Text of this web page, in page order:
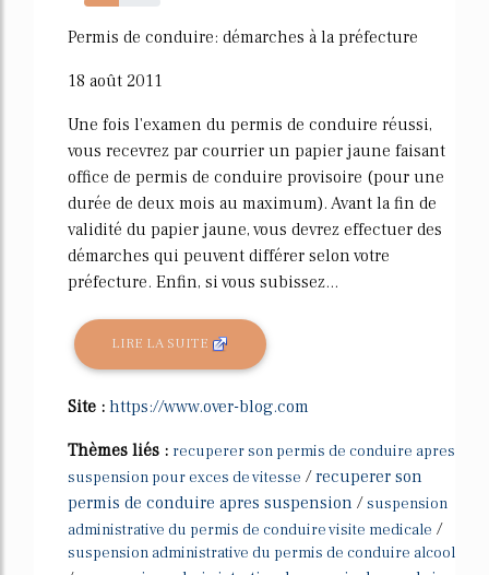
45%
Permis de conduire: démarches à la préfecture
18 août 2011
Une fois l'examen du permis de conduire réussi,
vous recevrez par courrier un papier jaune faisant
office de permis de conduire provisoire (pour une
durée de deux mois au maximum). Avant la fin de
validité du papier jaune, vous devrez effectuer des
démarches qui peuvent différer selon votre
préfecture. Enfin, si vous subissez...
LIRE LA SUITE
Site : https://www.over-blog.com
Thèmes liés : recuperer son permis de conduire apres
suspension pour exces de vitesse /recuperer son
permis de conduire apres suspension /suspension
administrative du permis de conduire visite medicale /
suspension administrative du permis de conduire alcool